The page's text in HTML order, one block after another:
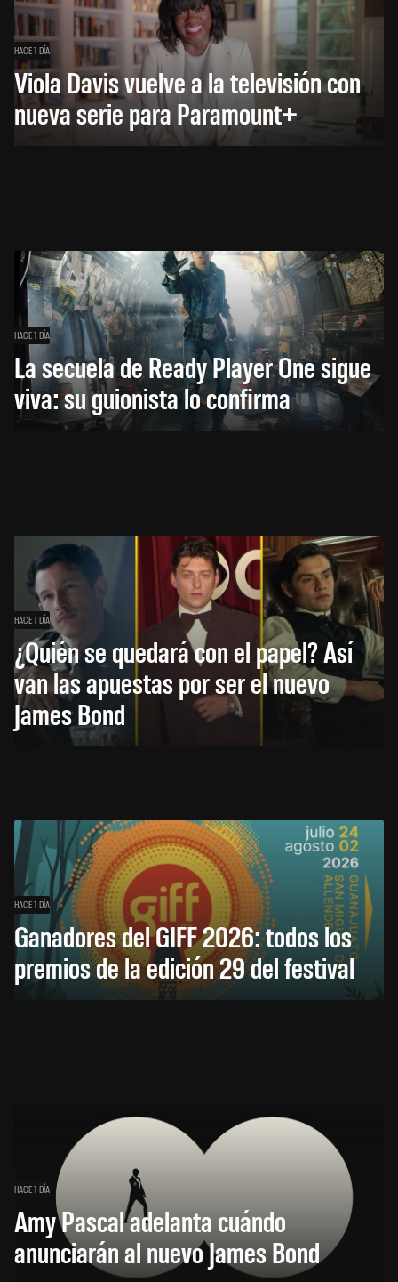
HACE 1 DÍA
Viola Davis vuelve a la televisión con
nueva serie para Paramount+
HACE 1 DÍA
La secuela de Ready Player One sigue
viva: su guionista lo confirma
HACE 1 DÍA
¿Quién se quedará con el papel? Así
van las apuestas por ser el nuevo
James Bond
HACE 1 DÍA
Ganadores del GIFF 2026: todos los
premios de la edición 29 del festival
HACE 1 DÍA
Amy Pascal adelanta cuándo
anunciarán al nuevo James Bond